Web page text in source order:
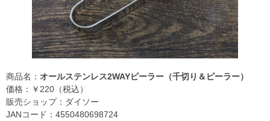
商品名： オールステンレス2WAYピーラー（千切り＆ピーラー）
価格：￥220（税込）
販売ショップ：ダイソー
JANコード：4550480698724